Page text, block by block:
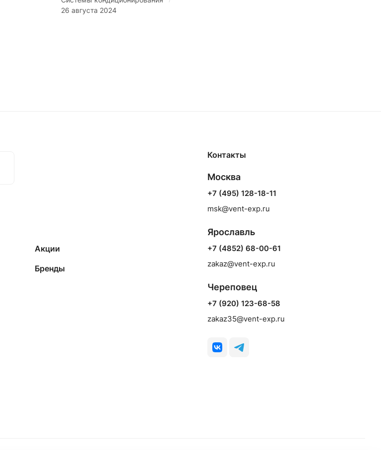
26 августа 2024
Акции
Бренды
Контакты
Москва
+7 (495) 128-18-11
msk@vent-exp.ru
Ярославль
+7 (4852) 68-00-61
zakaz@vent-exp.ru
Череповец
+7 (920) 123-68-58
zakaz35@vent-exp.ru